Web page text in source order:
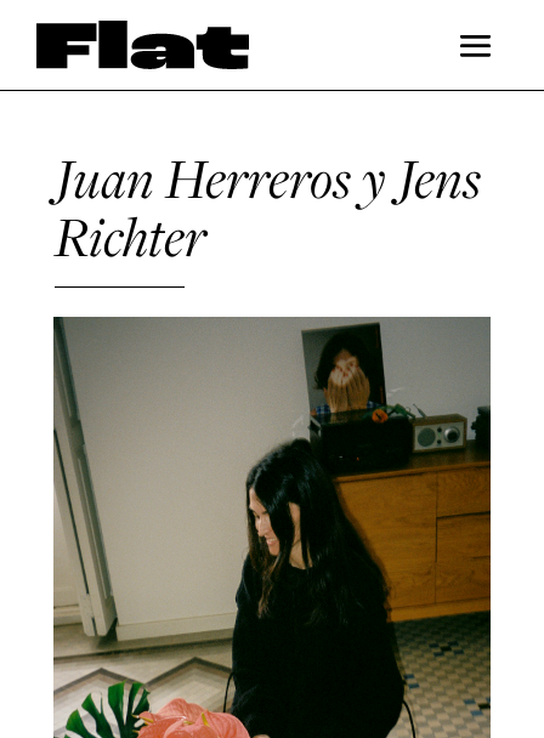
Juan Herreros y Jens
Richter